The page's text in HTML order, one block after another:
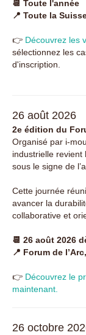
📆 Toute l'année
📍 Toute la
👉 Découvrez les
sélectionnez les
d'inscription.
26 août 2026
2e édition du
Organisé par i-
industrielle
sous le signe de
Cette journée
avancer la
collaborative et
📆 26 août 2026
📍 Forum de
👉 Découvrez le
maintenant.
26 octobre